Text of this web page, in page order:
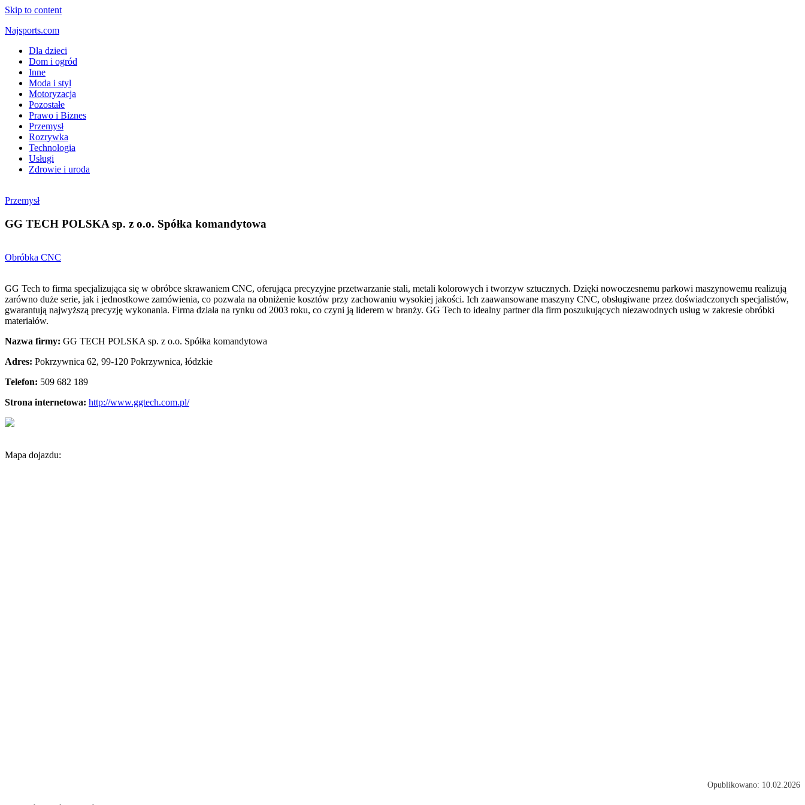
Skip to content
Najsports.com
Dla dzieci
Dom i ogród
Inne
Moda i styl
Motoryzacja
Pozostałe
Prawo i Biznes
Przemysł
Rozrywka
Technologia
Usługi
Zdrowie i uroda
Przemysł
GG TECH POLSKA sp. z o.o. Spółka komandytowa
Obróbka CNC
GG Tech to firma specjalizująca się w obróbce skrawaniem CNC, oferująca precyzyjne przetwarzanie stali, metali kolorowych i tworzyw sztucznych. Dzięki nowoczesnemu parkowi maszynowemu realizują
zarówno duże serie, jak i jednostkowe zamówienia, co pozwala na obniżenie kosztów przy zachowaniu wysokiej jakości. Ich zaawansowane maszyny CNC, obsługiwane przez doświadczonych specjalistów,
gwarantują najwyższą precyzję wykonania. Firma działa na rynku od 2003 roku, co czyni ją liderem w branży. GG Tech to idealny partner dla firm poszukujących niezawodnych usług w zakresie obróbki
materiałów.
Nazwa firmy: GG TECH POLSKA sp. z o.o. Spółka komandytowa
Adres: Pokrzywnica 62, 99-120 Pokrzywnica, łódzkie
Telefon: 509 682 189
Strona internetowa: http://www.ggtech.com.pl/
Mapa dojazdu:
Opublikowano: 10.02.2026